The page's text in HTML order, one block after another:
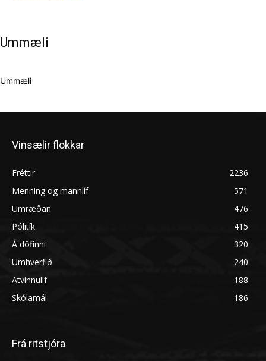
Ummæli
Ummæli
Vinsælir flokkar
Fréttir
2236
Menning og mannlíf
571
Umræðan
476
Pólitík
415
Á döfinni
320
Umhverfið
240
Atvinnulíf
188
Skólamál
186
Frá ritstjóra